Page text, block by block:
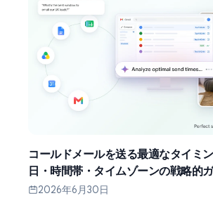
コールドメールを送る最適なタイミ
日・時間帯・タイムゾーンの戦略的
2026年6月30日